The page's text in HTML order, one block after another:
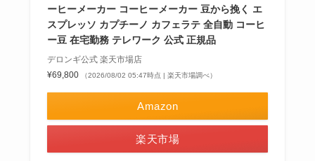
ーヒーメーカー コーヒーメーカー 豆から挽く エ
スプレッソ カプチーノ カフェラテ 全自動 コーヒ
ー豆 在宅勤務 テレワーク 公式 正規品
デロンギ公式 楽天市場店
¥69,800
（2026/08/02 05:47時点 | 楽天市場調べ）
Amazon
楽天市場